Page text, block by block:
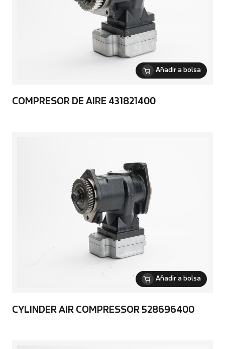
Añadir a bolsa
COMPRESOR DE AIRE 431821400
Añadir a bolsa
CYLINDER AIR COMPRESSOR 528696400